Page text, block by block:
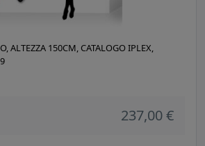
ALTEZZA 150CM, CATALOGO IPLEX,
237,00 €